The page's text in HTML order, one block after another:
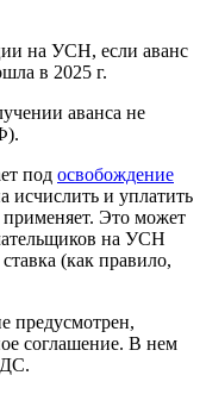
на УСН, если аванс
в 2025 г.
аванса не
под освобождение
исчислить и уплатить
применяет. Это может
на УСН
(как правило,
предусмотрен,
соглашение. В нем